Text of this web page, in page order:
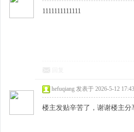
1111111111111
hefuqiang 发表于 2026-5-12
楼主发贴辛苦了，谢谢楼主分